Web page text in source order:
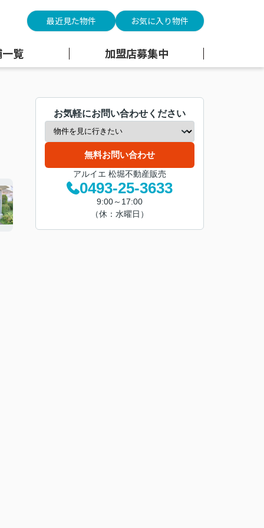
最近見た物件 お気に入り物件
覧 加盟店募集中
お気軽にお問い合わせください
無料お問い合わせ
アルイエ 松堀不動産販売
0493-25-3633
9:00～17:00
（休：水曜日）